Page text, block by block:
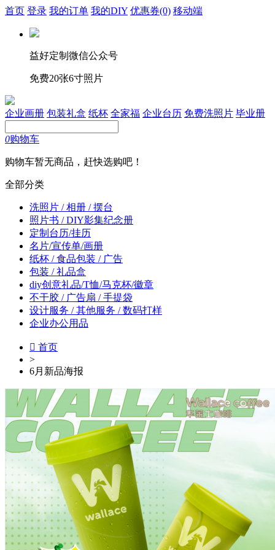
首页 登录 我的订单 我的DIY 优惠券(0) 移动端
益好定制微信公众号
免费20张6寸照片
企业画册 包装礼盒 纸杯 全家福 企业台历 免费洗照片 毕业册
0购物车
购物车暂无商品，赶快选购吧！
全部分类
洗照片 / 相册 / 摆台
照片书 / DIY影集纪念册
定制台历/挂历
名片/宣传单/画册
纸杯 / 食品包装 / 广告
包装 / 礼品盒
diy创意礼品/T恤/马克杯/徽章
不干胶 / 广告扇 / 手提袋
设计服务 / 其他服务 / 数码打样
企业办公用品
 首页
>
6月新品海报